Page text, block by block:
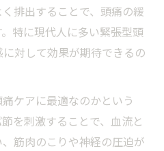
排出することで、頭痛の緩
特に現代人に多い緊張型頭
対して効果が期待できるの
ケアに最適なのかという
を刺激することで、血流と
筋肉のこりや神経の圧迫が